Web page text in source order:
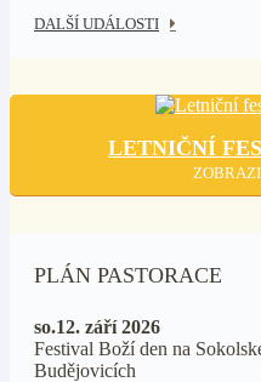
DALŠÍ UDÁLOSTI
LETNIČNÍ
PLÁN PASTORACE
so.12. září 2026
Festival Boží den na
Budějovicích